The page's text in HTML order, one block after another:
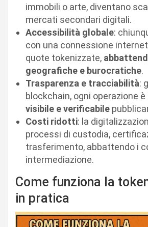
immobili o arte, diventano
mercati secondari digitali.
Accessibilità globale:
con una connessione
quote tokenizzate,
geografiche e burocratiche.
Trasparenza e tracciabilità:
blockchain, ogni operazione è
visibile e verificabile
Costi ridotti: la
processi di custodia,
trasferimento, abbattendo i
intermediazione.
Come funziona la
in pratica